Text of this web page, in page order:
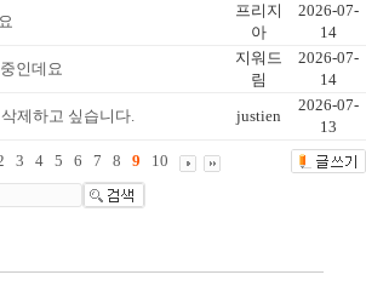
프리지
아
2026-07-
14
인데요
지워드
림
2026-07-
14
제하고 싶습니다. justien
2026-07-
13
3 4 5 6 7 8 9 10